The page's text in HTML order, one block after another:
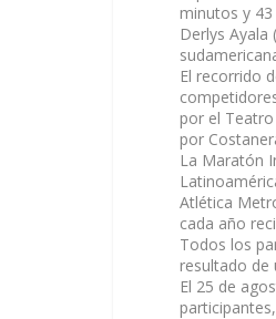
minutos y
Derlys
El recorrido
por el
por
La Maratón
Atlética
cada año
Todos los
resultado de
El 25 de